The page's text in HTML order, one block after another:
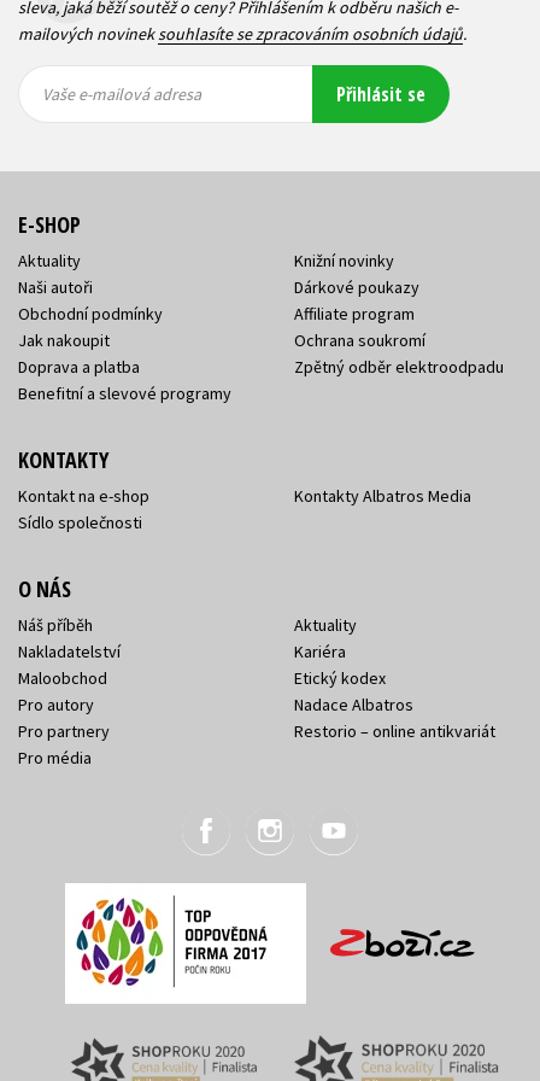
sleva, jaká běží soutěž o ceny? Přihlášením k odběru našich e-
mailových novineksouhlasíte se zpracováním osobních údajů.
mailová
mailová
Vaše e-mailová adresa Přihlásit se
E-SHOP
Aktuality
Naši autoři
Obchodní podmínky
Jak nakoupit
Doprava a platba
Benefitní a slevové programy
Knižní novinky
Dárkové poukazy
Affiliate program
Ochrana soukromí
Zpětný odběr elektroodpadu
KONTAKTY
Kontakt na e-shop
Sídlo společnosti
Kontakty Albatros Media
O NÁS
Náš příběh
Nakladatelství
Maloobchod
Pro autory
Pro partnery
Pro média
Aktuality
Kariéra
Etický kodex
Nadace Albatros
Restorio – online antikvariát